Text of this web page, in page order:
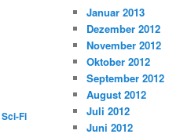
Sci-Fi
Januar 2013
Dezember 2012
November 2012
Oktober 2012
September 2012
August 2012
Juli 2012
Juni 2012